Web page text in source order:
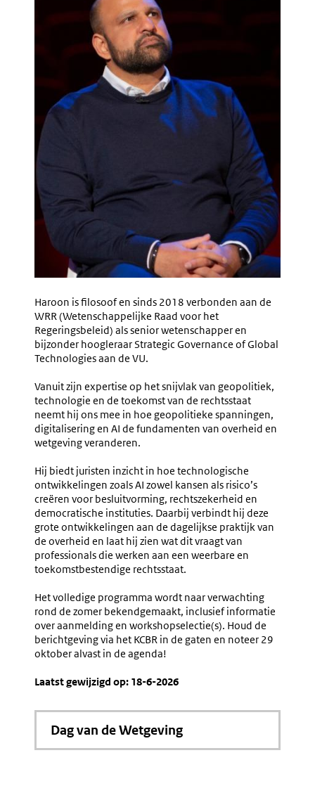
Haroon is filosoof en sinds 2018 verbonden aan de
WRR (Wetenschappelijke Raad voor het
Regeringsbeleid) als senior wetenschapper en
bijzonder hoogleraar Strategic Governance of Global
Technologies aan de VU.
Vanuit zijn expertise op het snijvlak van geopolitiek,
technologie en de toekomst van de rechtsstaat
neemt hij ons mee in hoe geopolitieke spanningen,
digitalisering en AI de fundamenten van overheid en
wetgeving veranderen.
Hij biedt juristen inzicht in hoe technologische
ontwikkelingen zoals AI zowel kansen als risico’s
creëren voor besluitvorming, rechtszekerheid en
democratische instituties. Daarbij verbindt hij deze
grote ontwikkelingen aan de dagelijkse praktijk van
de overheid en laat hij zien wat dit vraagt van
professionals die werken aan een weerbare en
toekomstbestendige rechtsstaat.
Het volledige programma wordt naar verwachting
rond de zomer bekendgemaakt, inclusief informatie
over aanmelding en workshopselectie(s). Houd de
berichtgeving via het KCBR in de gaten en noteer 29
oktober alvast in de agenda!
Laatst gewijzigd op: 18-6-2026
Dag van de Wetgeving